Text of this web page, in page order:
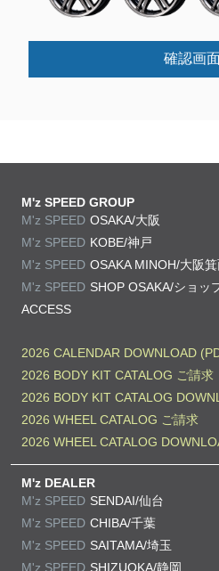
確認画
M'z SPEED GROUP
M'z SPEED OSAKA/大阪
M'z SPEED KOBE/神戸
M'z SPEED OSAKA MINOH/大阪
M'z SPEED SHOP OSAKA/ショッ
ACCESS
2026 CALENDAR DOWNLOAD
2026 BODY KIT CATALOG ご請求
2026 BODY KIT CATALOG
2026 WHEEL CATALOG ご請求
2026 WHEEL CATALOG
M'z DEALER
M'z SPEED SENDAI/仙台
M'z SPEED CHIBA/千葉
M'z SPEED SAITAMA/埼玉
M'z SPEED SHIZUOKA/静岡